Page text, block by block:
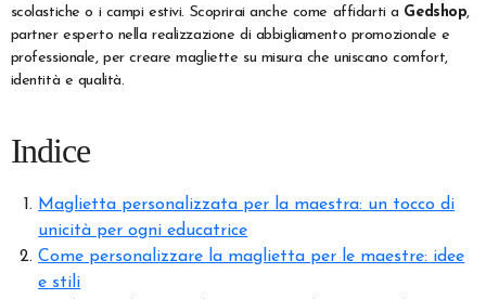
scolastiche o i campi estivi. Scoprirai anche come affidarti a Gedshop,
partner esperto nella realizzazione di abbigliamento promozionale e
professionale, per creare magliette su misura che uniscano comfort,
identità e qualità.
Indice
Maglietta personalizzata per la maestra: un tocco di
unicità per ogni educatrice
Come personalizzare la maglietta per le maestre: idee
e stili